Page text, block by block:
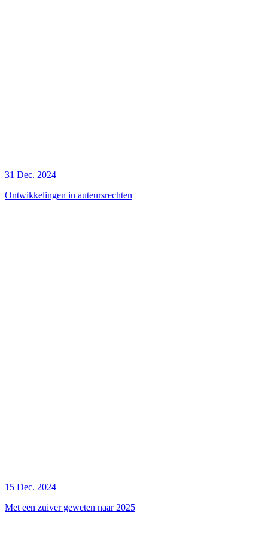
31 Dec. 2024
Ontwikkelingen in auteursrechten
15 Dec. 2024
Met een zuiver geweten naar 2025